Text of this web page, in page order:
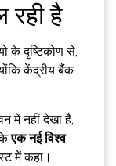
रही है
के दृष्टिकोण से,
केंद्रीय बैंक
में नहीं देखा है,
एक नई विश्व
में कहा।